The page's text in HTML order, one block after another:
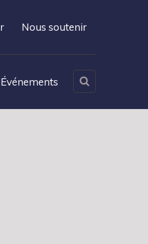
Nous soutenir
Événements